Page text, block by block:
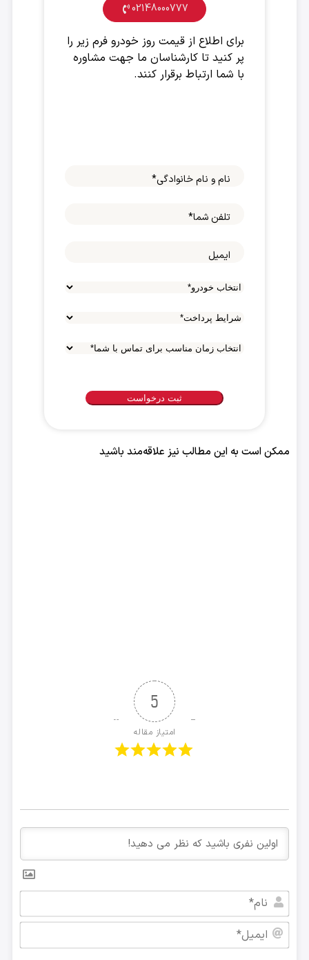
02148000777
برای اطلاع از قیمت روز خودرو فرم زیر را
پر کنید تا کارشناسان ما جهت مشاوره
با شما ارتباط برقرار کنند.
نام و نام خانوادگی*
تلفن شما*
ایمیل
شرایط
پرداخت
انتخاب
مناسب
برای
شما*
ممکن است به این مطالب نیز علاقه‌مند باشید
5
امتیاز مقاله